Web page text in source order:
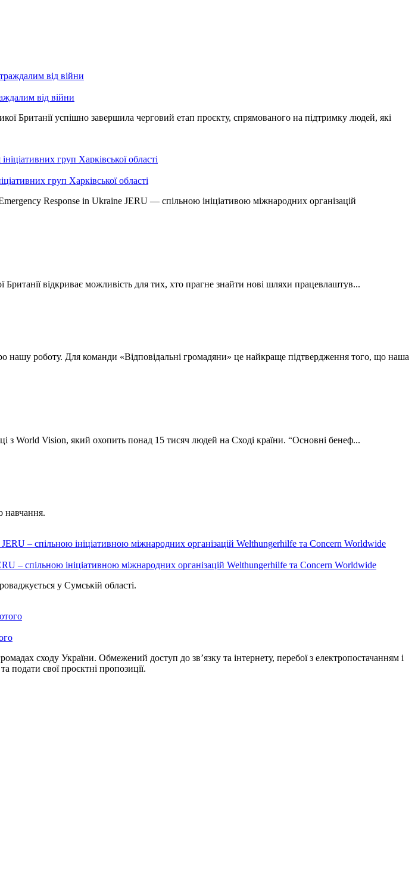
від війни
Британії успішно завершила черговий етап проєкту, спрямованого на підтримку людей, які
груп Харківської області
Response in Ukraine JERU — спільною ініціативою міжнародних організацій
відкриває можливість для тих, хто прагне знайти нові шляхи працевлаштув...
роботу. Для команди «Відповідальні громадяни» це найкраще підтвердження того, що наша
з World Vision, який охопить понад 15 тисяч людей на Сході країни. “Основні бенеф...
навчання.
– спільною ініціативною міжнародних організацій Welthungerhilfe та Concern Worldwide
у Сумській області.
сходу України. Обмежений доступ до зв’язку та інтернету, перебої з електропостачанням і
подати свої проєктні пропозиції.